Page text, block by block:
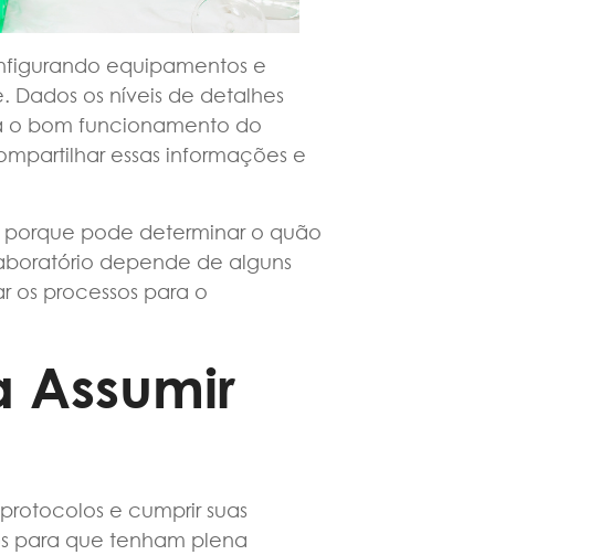
equipamentos e
os níveis de detalhes
o bom funcionamento do
essas informações e
pode determinar o quão
depende de alguns
os processos para o
Assumir
e cumprir suas
para que tenham plena